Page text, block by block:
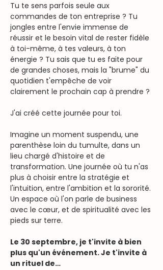
Tu te sens parfois seule aux
commandes de ton entreprise ? Tu
jongles entre l'envie immense de
réussir et le besoin vital de rester fidèle
à toi-même, à tes valeurs, à ton
énergie ? Tu sais que tu es faite pour
de grandes choses, mais la "brume" du
quotidien t'empêche de voir
clairement le prochain cap à prendre ?
J'ai créé cette journée pour toi.
Imagine un moment suspendu, une
parenthèse loin du tumulte, dans un
lieu chargé d'histoire et de
transformation. Une journée où tu n'as
plus à choisir entre la stratégie et
l'intuition, entre l'ambition et la sororité.
Un espace où l'on parle de business
avec le cœur, et de spiritualité avec les
pieds sur terre.
Le 30 septembre, je t'invite à bien
plus qu'un événement. Je t'invite à
un rituel de…